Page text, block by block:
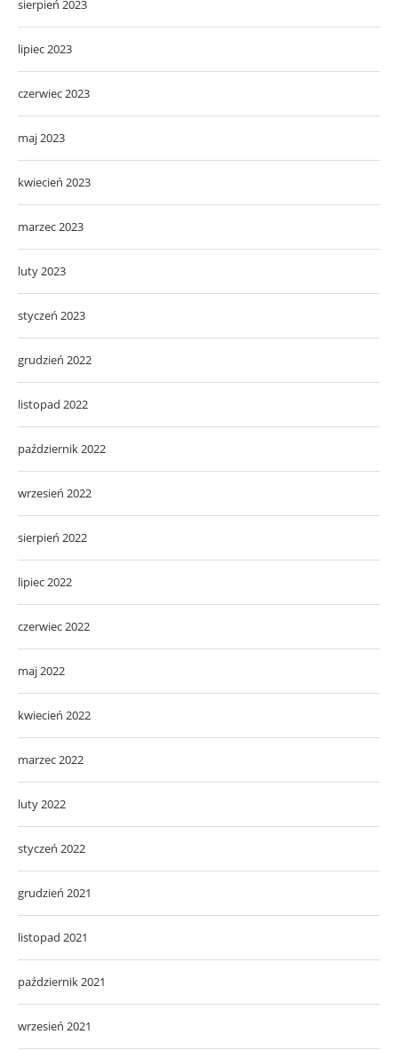
sierpień 2023
lipiec 2023
czerwiec 2023
maj 2023
kwiecień 2023
marzec 2023
luty 2023
styczeń 2023
grudzień 2022
listopad 2022
październik 2022
wrzesień 2022
sierpień 2022
lipiec 2022
czerwiec 2022
maj 2022
kwiecień 2022
marzec 2022
luty 2022
styczeń 2022
grudzień 2021
listopad 2021
październik 2021
wrzesień 2021